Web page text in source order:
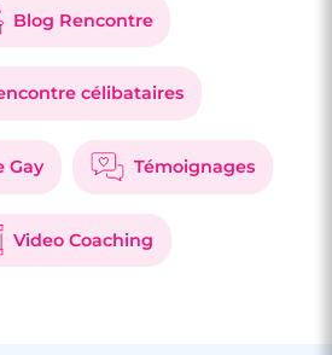
Blog Rencontre
célibataires
Gay Témoignages
Video Coaching